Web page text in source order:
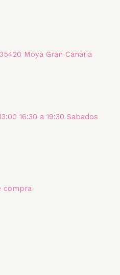
Moya Gran Canaria
16:30 a 19:30 Sabados
compra